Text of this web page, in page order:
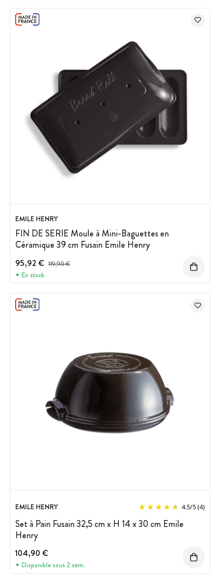
EMILE HENRY
FIN DE SERIE Moule à Mini-Baguettes en
Céramique 39 cm Fusain Emile Henry
95,92 € Prix avant réduction :
119,90 €
En stock
EMILE HENRY 4.5/5(4)
Set à Pain Fusain 32,5 cm x H 14 x 30 cm Emile
Henry
104,90 €
Disponible sous 2 sem.